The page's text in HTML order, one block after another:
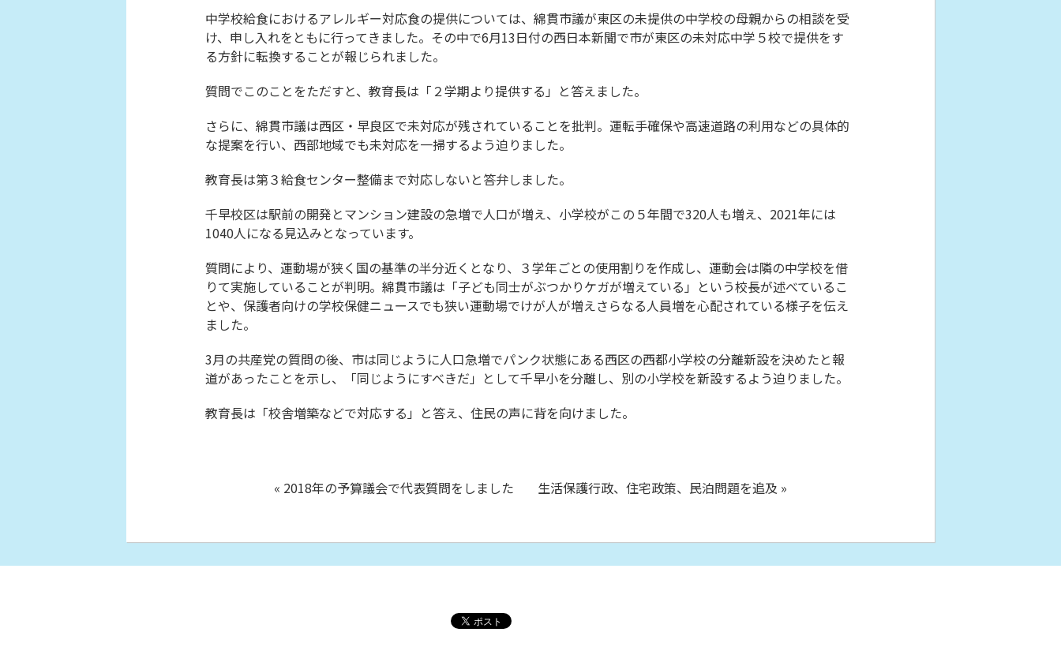
中学校給食におけるアレルギー対応食の提供については、綿貫市議が東区の未提供の中学校の母親からの相談を受
け、申し入れをともに行ってきました。その中で6月13日付の西日本新聞で市が東区の未対応中学５校で提供をす
る方針に転換することが報じられました。
質問でこのことをただすと、教育長は「２学期より提供する」と答えました。
さらに、綿貫市議は西区・早良区で未対応が残されていることを批判。運転手確保や高速道路の利用などの具体的
な提案を行い、西部地域でも未対応を一掃するよう迫りました。
教育長は第３給食センター整備まで対応しないと答弁しました。
千早校区は駅前の開発とマンション建設の急増で人口が増え、小学校がこの５年間で320人も増え、2021年には
1040人になる見込みとなっています。
質問により、運動場が狭く国の基準の半分近くとなり、３学年ごとの使用割りを作成し、運動会は隣の中学校を借
りて実施していることが判明。綿貫市議は「子ども同士がぶつかりケガが増えている」という校長が述べているこ
とや、保護者向けの学校保健ニュースでも狭い運動場でけが人が増えさらなる人員増を心配されている様子を伝え
ました。
3月の共産党の質問の後、市は同じように人口急増でパンク状態にある西区の西都小学校の分離新設を決めたと報
道があったことを示し、「同じようにすべきだ」として千早小を分離し、別の小学校を新設するよう迫りました。
教育長は「校舎増築などで対応する」と答え、住民の声に背を向けました。
« 2018年の予算議会で代表質問をしました 生活保護行政、住宅政策、民泊問題を追及 »